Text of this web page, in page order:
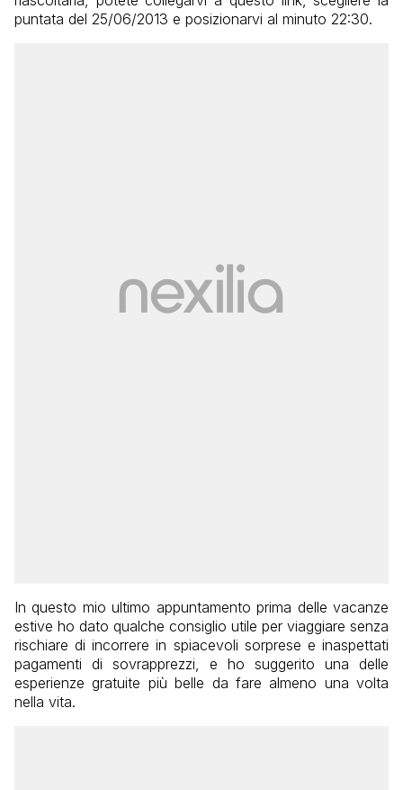
puntata del 25/06/2013 e posizionarvi al minuto 22:30.
In questo mio ultimo appuntamento prima delle vacanze
estive ho dato qualche consiglio utile per viaggiare senza
rischiare di incorrere in spiacevoli sorprese e inaspettati
pagamenti di sovrapprezzi, e ho suggerito una delle
esperienze gratuite più belle da fare almeno una volta
nella vita.